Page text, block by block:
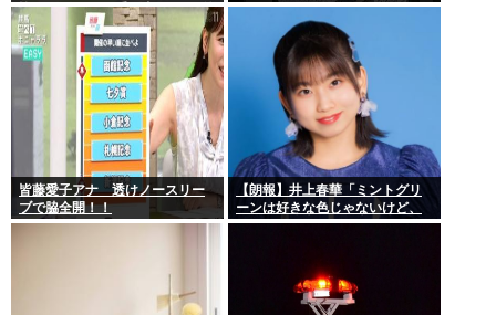
皆をビビらせる 受刑者の7%が外
人…
皆藤愛子アナ 透けノースリー
ブで脇全開！！
【朗報】井上春華「ミントグリ
ーンは好きな色じゃないけど、
チョコミントは好きなのでまぁ